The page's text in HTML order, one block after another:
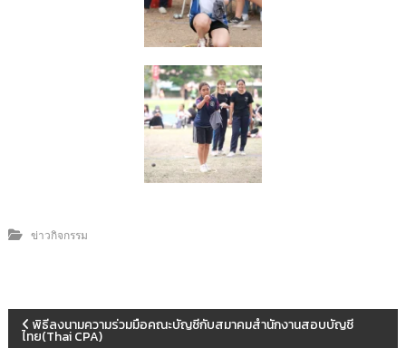
ข่าวกิจกรรม
พิธีลงนามความร่วมมือคณะบัญชีกับสมาคมสำนักงานสอบบัญชี
ไทย(Thai CPA)